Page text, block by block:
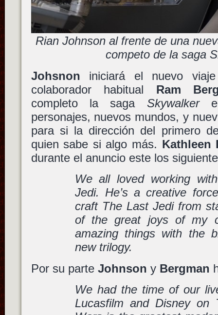
Rian Johnson al frente de una
competo de la saga
Johsnon iniciará el nuevo
colaborador habitual Ram
completo la saga Skywalkere
personajes, nuevos mundos, y
para si la dirección del primero
quien sabe si algo más. Kathleen
durante el anuncio este los
We all loved working
Jedi. He’s a creative
craft The Last Jedi from
of the great joys of my
amazing things with the
new trilogy.
Por su parte Johnson y Bergman
We had the time of our
Lucasfilm and Disney on